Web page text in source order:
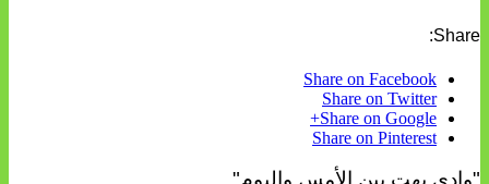
Share:
Share on Facebook
Share on Twitter
Share on Google+
Share on Pinterest
"وادي بهت بين الأمس واليوم"